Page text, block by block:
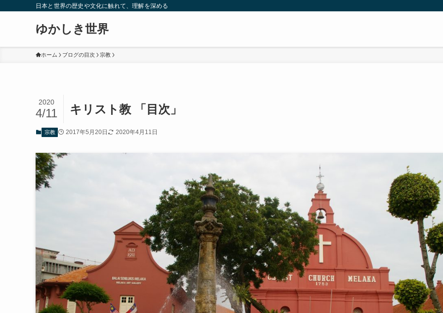
日本と世界の歴史や文化に触れて、理解を深める
ゆかしき世界
ホーム ブログの目次 宗教
キリスト教 「目次」
2020
4/11
宗教 2017年5月20日 2020年4月11日